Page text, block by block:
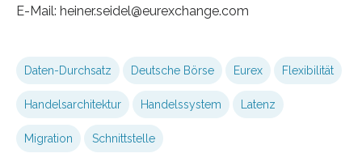
E-Mail: heiner.seidel@eurexchange.com
Daten-Durchsatz Deutsche Börse Eurex Flexibilität
Handelsarchitektur Handelssystem Latenz
Migration Schnittstelle